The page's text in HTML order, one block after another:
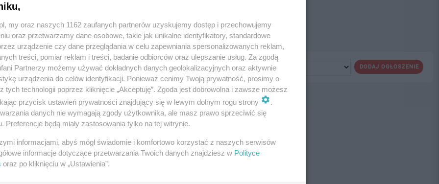
DODAJ OGŁOSZENIE
ogłoszenie nie istnieje lub nie jest jeszcze aktywne!
my oraz naszych 1162 zaufanych partnerów uzyskujemy dostęp i przechowujemy
oraz przetwarzamy dane osobowe, takie jak unikalne identyfikatory, standardowe
urządzenie czy dane przeglądania w celu zapewniania spersonalizowanych reklam,
treści, pomiar reklam i treści, badanie odbiorców oraz ulepszanie usług. Za zgodą
Partnerzy możemy używać dokładnych danych geolokalizacyjnych oraz aktywnie
urządzenia do celów identyfikacji. Ponieważ cenimy Twoją prywatność, prosimy o
tych technologii poprzez kliknięcie „Akceptuję”. Zgoda jest dobrowolna i zawsze możesz
przycisk ustawień prywatności znajdujący się w lewym dolnym rogu strony
danych nie wymagają zgody użytkownika, ale masz prawo sprzeciwić się
Preferencje będą miały zastosowania tylko na tej witrynie.
informacjami, abyś mógł świadomie i komfortowo korzystać z naszych serwisów
informacje dotyczące przetwarzania Twoich danych znajdziesz w Polityce
oraz po kliknięciu w „Ustawienia”.